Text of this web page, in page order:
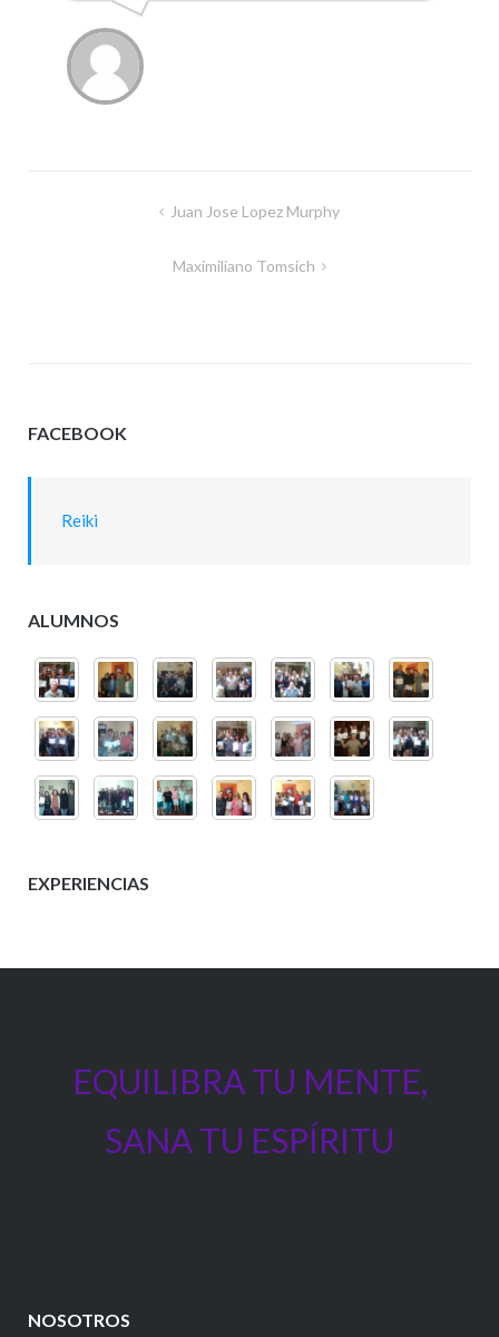
Navegación
Juan Jose Lopez Murphy
Maximiliano Tomsich
FACEBOOK
Reiki
ALUMNOS
EXPERIENCIAS
EQUILIBRA TU MENTE,
SANA TU ESPÍRITU
NOSOTROS